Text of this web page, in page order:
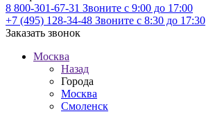
8 800-301-67-31 Звоните с 9:00 до 17:00
+7 (495) 128-34-48 Звоните с 8:30 до 17:30
Заказать звонок
Москва
Назад
Города
Москва
Смоленск